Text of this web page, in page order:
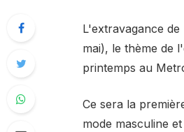
L'extravagance
mai), le thème de
printemps au
Ce sera la
mode masculine